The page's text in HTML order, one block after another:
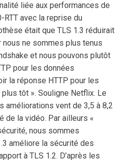
liée aux performances de
avec la reprise du
était que TLS 1.3 réduirait
nous ne sommes plus tenus
et nous pouvons plutôt
pour les données
la réponse HTTP pour les
tôt ». Souligne Netflix. Le
améliorations vent de 3,5 à 8,2
de la vidéo. Par ailleurs «
nous sommes
améliore la sécurité des
à TLS 1.2. D’après les